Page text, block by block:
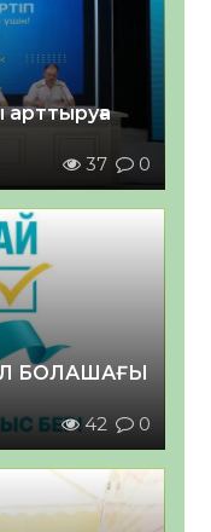
37 0
БОЛАШАҒЫ
42 0